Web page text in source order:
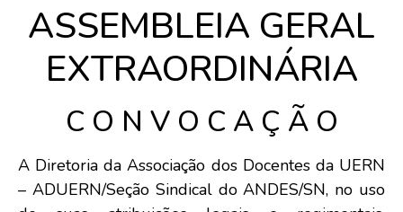
ASSEMBLEIA GERAL
EXTRAORDINÁRIA
C O N V O C A Ç Ã O
A Diretoria da Associação dos Docentes da UERN
– ADUERN/Seção Sindical do ANDES/SN, no uso